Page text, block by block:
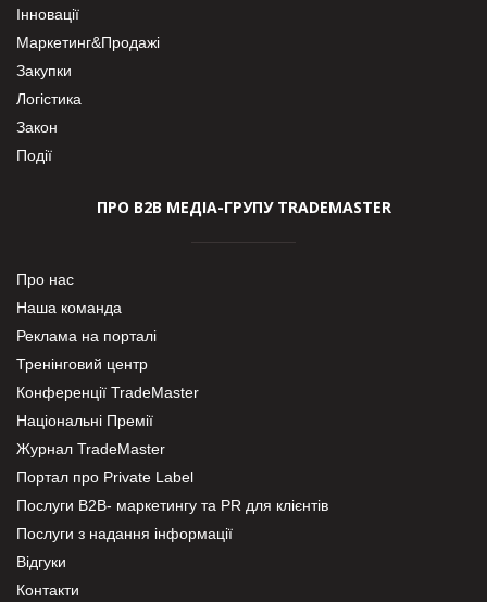
Інновації
Маркетинг&Продажі
Закупки
Логістика
Закон
Події
ПРО В2В МЕДІА-ГРУПУ TRADEMASTER
Про нас
Наша команда
Реклама на порталі
Тренінговий центр
Конференції TradeMaster
Національні Премії
Журнал TradeMaster
Портал про Private Label
Послуги В2В- маркетингу та PR для клієнтів
Послуги з надання інформації
Відгуки
Контакти